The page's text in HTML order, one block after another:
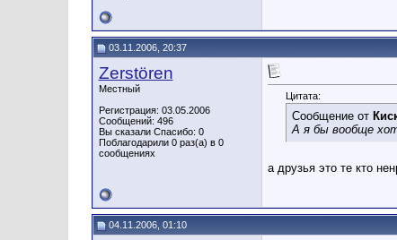
03.11.2006, 20:37
Zerstören
Местный
Регистрация: 03.05.2006
Сообщений: 496
Вы сказали Спасибо: 0
Поблагодарили 0 раз(а) в 0
сообщениях
Цитата:
Сообщение от
А я бы вообще
а друзья это те кто
04.11.2006, 01:10